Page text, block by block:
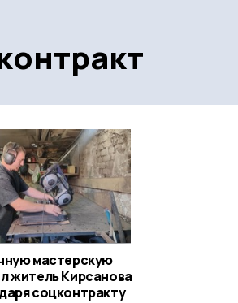
мастерскую
житель Кирсанова
соцконтракту